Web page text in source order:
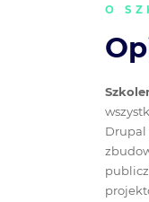
O
Drupal